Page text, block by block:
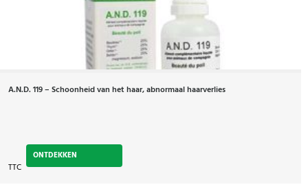
A.N.D. 119 – Schoonheid van het haar, abnormaal haarverlies
TTC
ONTDEKKEN